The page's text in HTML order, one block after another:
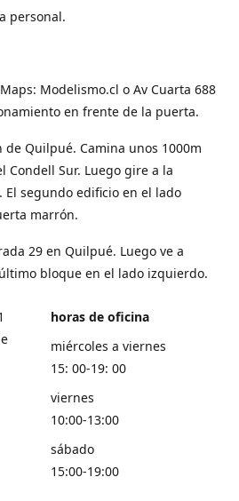
personal.
Modelismo.cl o Av Cuarta 688
en frente de la puerta.
de Quilpué. Camina unos 1000m
Condell Sur. Luego gire a la
El segundo edificio en el lado
marrón.
29 en Quilpué. Luego ve a
bloque en el lado izquierdo.
horas de oficina
miércoles a viernes
15: 00-19: 00
viernes
10:00-13:00
sábado
15:00-19:00